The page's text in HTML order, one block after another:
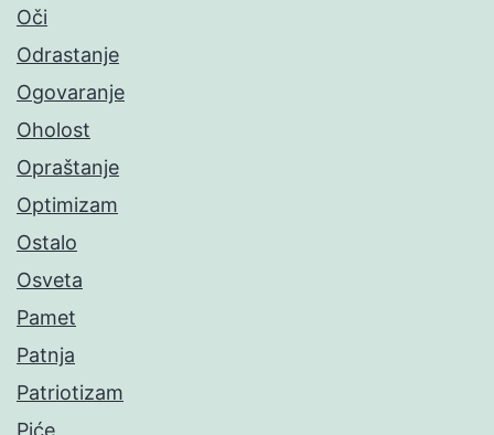
Oči
Odrastanje
Ogovaranje
Oholost
Opraštanje
Optimizam
Ostalo
Osveta
Pamet
Patnja
Patriotizam